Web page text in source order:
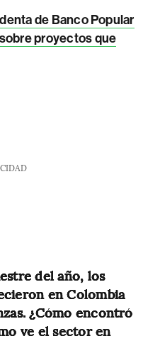
de Banco Popular
proyectos que
del año, los
en Colombia
¿Cómo encontró
ve el sector en